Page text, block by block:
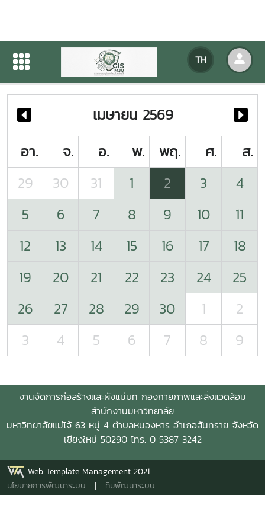
TH
ปฏิทินกิจกรรมของหน่วยงาน
ปฏิทินกิจกรรมของหน่วยงาน
เมษายน 2569
อา.
จ. อ. พ. พฤ. ศ.
ส.
29
30 31 1 2 3
4
5
6 7 8 9 10
11
12
13 14 15 16 17
18
19
20 21 22 23 24
25
26
27 28 29 30 1
2
3
4 5 6 7 8 9
งานจัดการก่อสร้างและผังแม่บท กองกายภาพและสิ่งแวดล้อม
สำนักงานมหาวิทยาลัย
มหาวิทยาลัยแม่โจ้ 63 หมู่ 4 ตำบลหนองหาร อำเภอสันทราย จังหวัด
เชียงใหม่ 50290 โทร. 0 5387 3242
Web Template Management 2021
นโยบายการพัฒนาระบบ | ทีมพัฒนาระบบ